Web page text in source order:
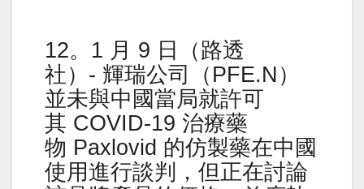
12。1 月 9 日（路透
社）- 輝瑞公司（PFE.N）
並未與中國當局就許可
其 COVID-19 治療藥
物 Paxlovid 的仿製藥在中國
使用進行談判，但正在討論